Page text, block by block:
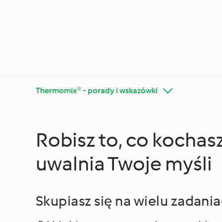
Thermomix® - porady i wskazówki
Poznaj platformę
Cookidoo®
Diety i trendy kulinarne
Robisz to, co
uwalnia Twoje myśli
Skupiasz się na wielu